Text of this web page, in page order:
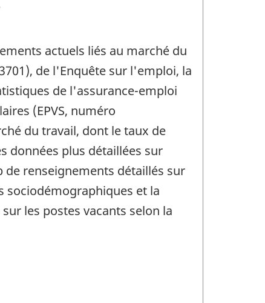
actuels liés au marché du
de l'Enquête sur l'emploi, la
de l'assurance-emploi
(EPVS, numéro
du travail, dont le taux de
données plus détaillées sur
renseignements détaillés sur
sociodémographiques et la
les postes vacants selon la